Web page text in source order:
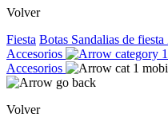
Volver
Fiesta Botas Sandalias de fiesta
Accesorios
Accesorios
Volver